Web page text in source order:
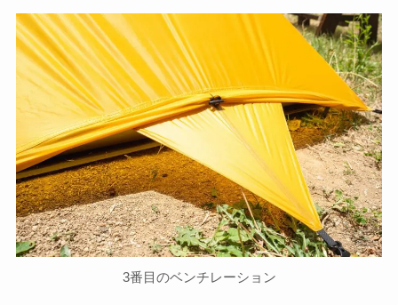
3番目のベンチレーション